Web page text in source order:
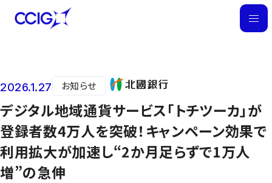
M
ニュース
2026.1.27 お知らせ
デジタル地域通貨サービス「トチツーカ」が
登録者数4万人を突破！キャンペーン効果で
利用拡大が加速し“2か月足らずで1万人
増”の急伸